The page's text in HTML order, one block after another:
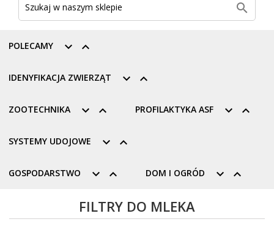

 
POLECAMY
 
IDENYFIKACJA ZWIERZĄT
 
ZOOTECHNIKA  
PROFILAKTYKA ASF
 
SYSTEMY UDOJOWE
 
GOSPODARSTWO  
DOM I OGRÓD
FILTRY DO MLEKA